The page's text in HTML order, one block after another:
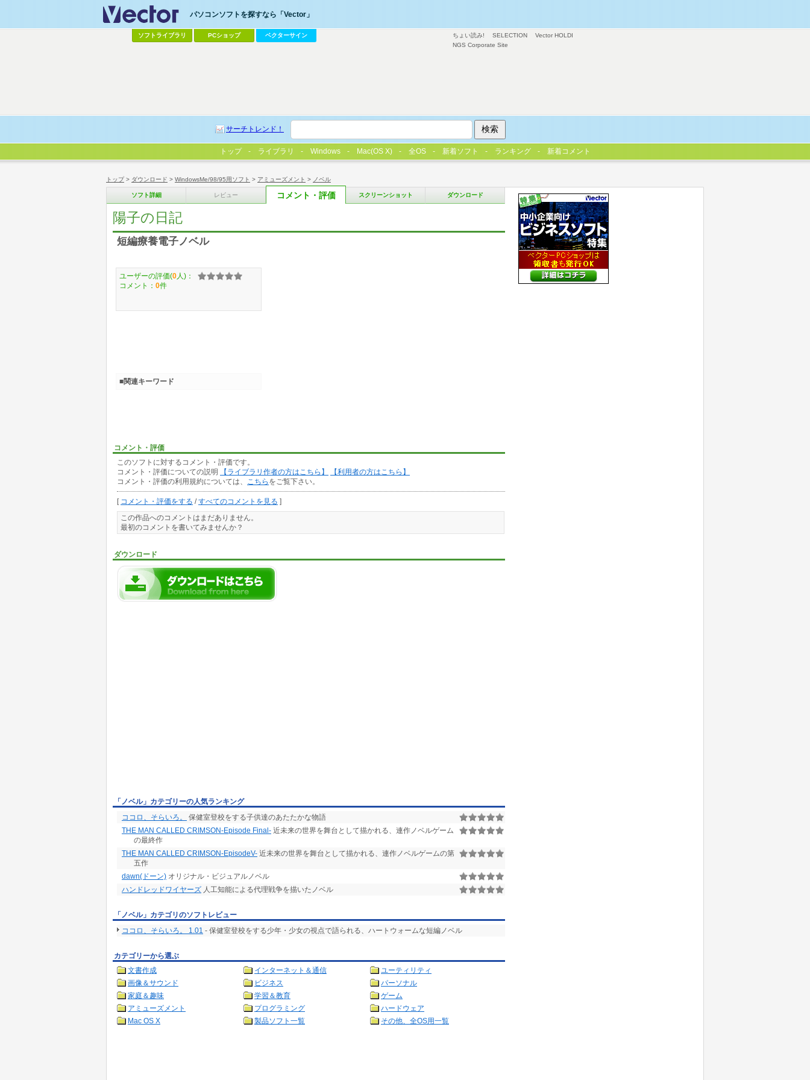
トップ> ダウンロード > WindowsMe/98/95用ソフト > アミューズメント > ノベル
ソフト詳細 レビュー コメント・評価 スクリーンショット ダウンロード
陽子の日記
短編療養電子ノベル
コメント・評価
このソフトに対するコメント・評価です。
コメント・評価についての説明
【ライブラリ作者の方はこちら】
【利用者の方はこちら】
コメント・評価の利用規約については、
こちら をご覧下さい。
[ コメント・評価をする /すべてのコメントを見る ]
この作品へのコメントはまだありません。
最初のコメントを書いてみませんか？
ダウンロード
ユーザーの評価(0 人)：
コメント： 0件
■関連キーワード
「ノベル」カテゴリーの人気ランキング
ココロ、そらいろ。
保健室登校をする子供達のあたたかな物語
THE MAN CALLED CRIMSON-Episode Final- 近未来の世界を舞台として描かれる、連作ノベルゲーム
の最終作
THE MAN CALLED CRIMSON-EpisodeV- 近未来の世界を舞台として描かれる、連作ノベルゲームの第
五作
dawn(ドーン) オリジナル・ビジュアルノベル
ハンドレッドワイヤーズ 人工知能による代理戦争を描いたノベル
「ノベル」カテゴリのソフトレビュー
ココロ、そらいろ。 1.01 - 保健室登校をする少年・少女の視点で語られる、ハートウォームな短編ノベル
カテゴリーから選ぶ
文書作成
インターネット＆通信
ユーティリティ
画像＆サウンド
ビジネス
パーソナル
家庭＆趣味
学習＆教育
ゲーム
アミューズメント
プログラミング
ハードウェア
Mac OS X
製品ソフト一覧 その他、全OS用一覧
ちょい読み! SELECTION
Vector HOLDI
NGS Corporate Site
パソコンソフトを探すなら「Vector」
ソフトライブラリ PCショップ ベクターサイン
サーチトレンド！
トップ ライブラリ Windows Mac(OS X) 全OS 新着ソフト ランキング 新着コメント